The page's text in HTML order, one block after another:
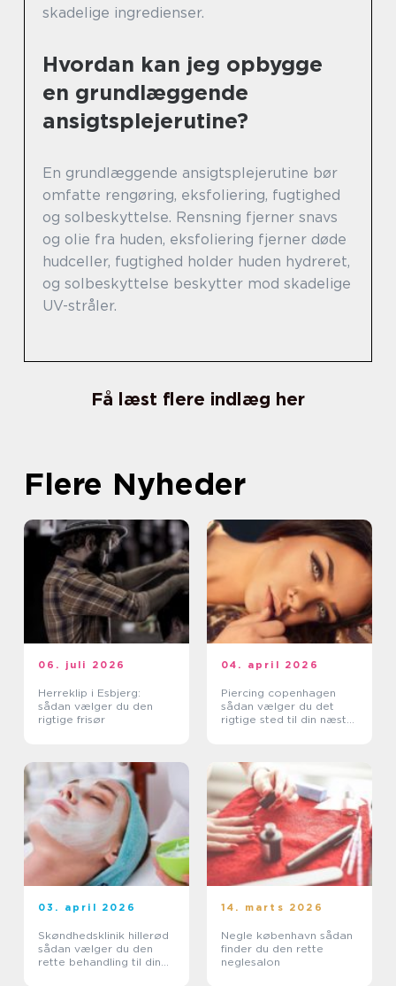
skadelige ingredienser.
Hvordan kan jeg opbygge
en grundlæggende
ansigtsplejerutine?
En grundlæggende ansigtsplejerutine bør
omfatte rengøring, eksfoliering, fugtighed
og solbeskyttelse. Rensning fjerner snavs
og olie fra huden, eksfoliering fjerner døde
hudceller, fugtighed holder huden hydreret,
og solbeskyttelse beskytter mod skadelige
UV-stråler.
Få læst flere indlæg her
Flere Nyheder
06. juli 2026
Herreklip i Esbjerg:
sådan vælger du den
rigtige frisør
04. april 2026
Piercing copenhagen
sådan vælger du det
rigtige sted til din næste
03. april 2026
Skøndhedsklinik hillerød
sådan vælger du den
rette behandling til din
14. marts 2026
Negle københavn sådan
finder du den rette
neglesalon